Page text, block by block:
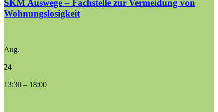
SKM Auswege – Fachstelle zur Vermeidung von
Wohnungslosigkeit
Aug.
24
13:30 – 18:00